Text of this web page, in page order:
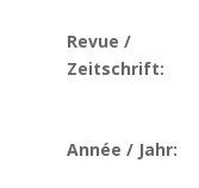
Revue /
Zeitschrift:
Année / Jahr: